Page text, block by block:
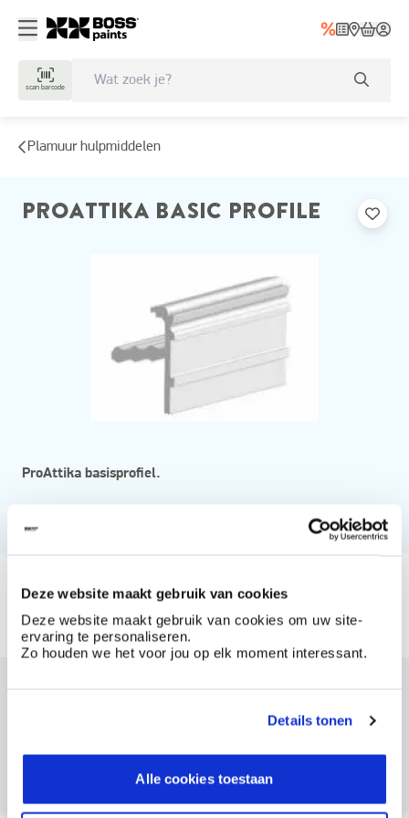
Deze website maakt gebruik van cookies
Deze website maakt gebruik van cookies om uw site-
ervaring te personaliseren.
Zo houden we het voor jou op elk moment interessant.
Details tonen
Alle cookies toestaan
scan barcode
Plamuur hulpmiddelen
PROATTIKA BASIC PROFILE
ProAttika basisprofiel.
Beschikbaar in
2.5m proattika basic profile
Maak een account aan bij BOSS paints